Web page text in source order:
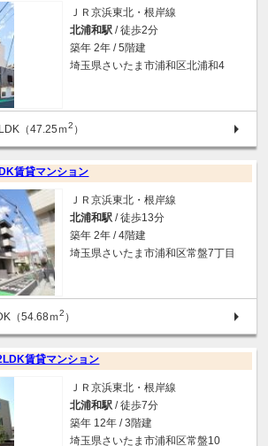
ＪＲ京浜東北・根岸線
北浦和駅 / 徒歩2分
築年 2年 / 5階建
埼玉県さいたま市浦和区北浦和4
（47.25ｍ2 ）
賃貸マンション
ＪＲ京浜東北・根岸線
北浦和駅 / 徒歩13分
築年 2年 / 4階建
埼玉県さいたま市浦和区常盤7丁目
（54.68ｍ2 ）
賃貸マンション
ＪＲ京浜東北・根岸線
北浦和駅 / 徒歩7分
築年 12年 / 3階建
埼玉県さいたま市浦和区常盤10